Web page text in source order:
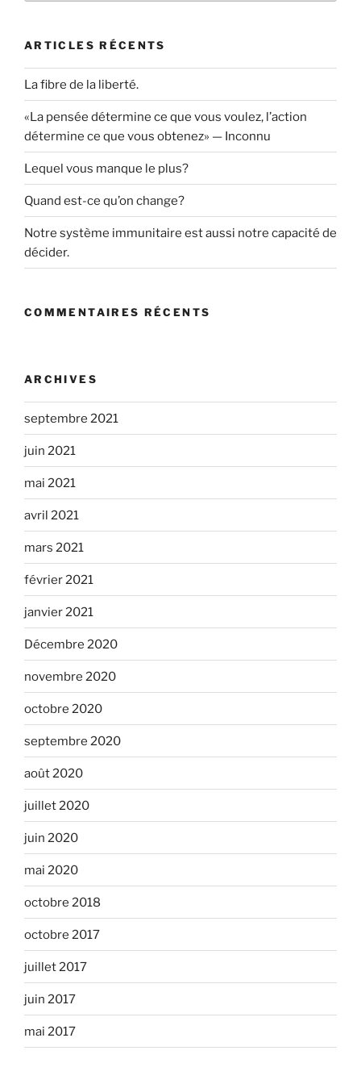
ARTICLES RÉCENTS
La fibre de la liberté.
«La pensée détermine ce que vous voulez, l’action
détermine ce que vous obtenez» — Inconnu
Lequel vous manque le plus?
Quand est-ce qu’on change?
Notre système immunitaire est aussi notre capacité de
décider.
COMMENTAIRES RÉCENTS
ARCHIVES
septembre 2021
juin 2021
mai 2021
avril 2021
mars 2021
février 2021
janvier 2021
Décembre 2020
novembre 2020
octobre 2020
septembre 2020
août 2020
juillet 2020
juin 2020
mai 2020
octobre 2018
octobre 2017
juillet 2017
juin 2017
mai 2017